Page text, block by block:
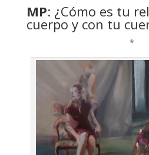
MP: ¿Cómo es tu
cuerpo y con tu
*